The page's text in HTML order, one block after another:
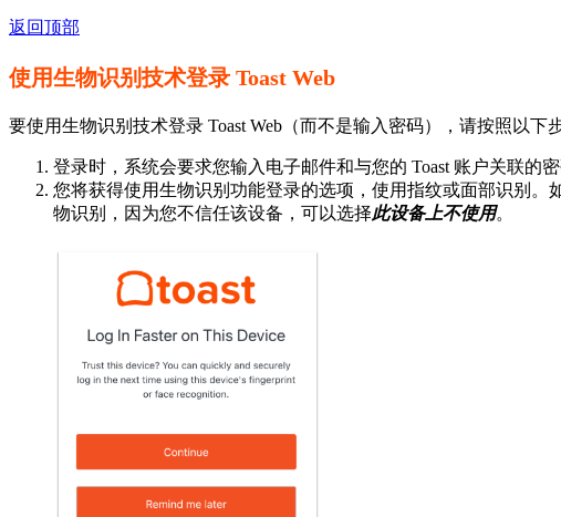
返回顶部
使用生物识别技术登录 Toast Web
要使用生物识别技术登录 Toast Web（而不是输入密码），请按照以下
登录时，系统会要求您输入电子邮件和与您的 Toast 账户关联的
您将获得使用生物识别功能登录的选项，使用指纹或面部识别。
物识别，因为您不信任该设备，可以选择此设备上不使用。